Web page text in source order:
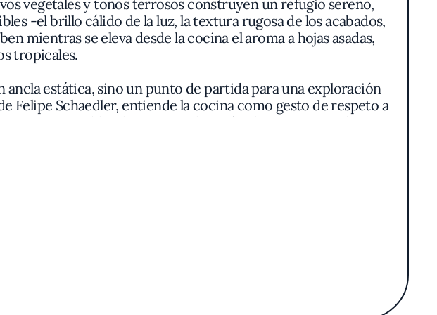
vegetales y tonos terrosos construyen un refugio sereno,
-el brillo cálido de la luz, la textura rugosa de los acabados,
mientras se eleva desde la cocina el aroma a hojas asadas,
tropicales.
estática, sino un punto de partida para una exploración
Schaedler, entiende la cocina como gesto de respeto a
sin diluir la esencia. El menú selecciona ingredientes
textura carnosa e intensamente sabroso-, tucupi brillante y
o el açaí. La mandioca, omnipresente, alterna entre la
que integran cachaça artesanal y licores infusionados